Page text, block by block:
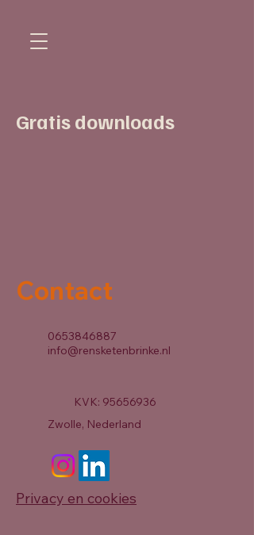
Gratis downloads
0653846887
info@rensketenbrinke.nl
KVK: 95656936
Zwolle, Nederland
Privacy en cookies
Contact